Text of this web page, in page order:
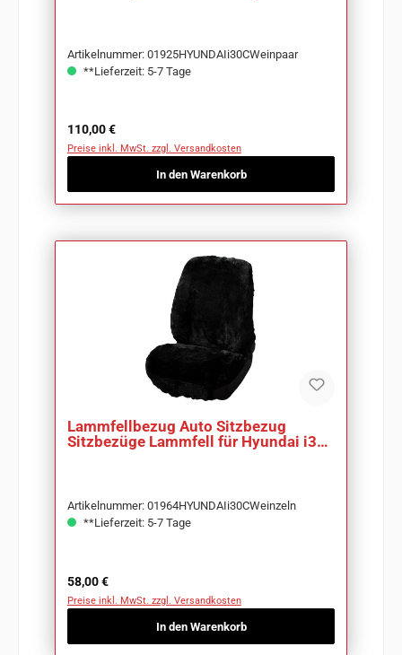
Artikelnummer: 01925HYUNDAIi30CWeinpaar
**Lieferzeit: 5-7 Tage
Regulärer Preis:
110,00 €
Preise inkl. MwSt. zzgl. Versandkosten
In den Warenkorb
Lammfellbezug Auto Sitzbezug
Sitzbezüge Lammfell für Hyundai i30
Artikelnummer: 01964HYUNDAIi30CWeinzeln
**Lieferzeit: 5-7 Tage
Regulärer Preis:
58,00 €
Preise inkl. MwSt. zzgl. Versandkosten
In den Warenkorb